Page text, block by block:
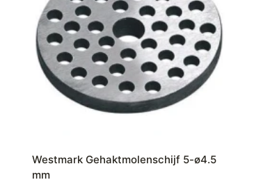
Westmark Gehaktmolenschijf 5-ø4.5
mm